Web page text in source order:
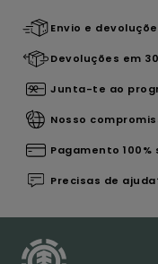
Envio e
Devoluções em
Junta-te ao
Nosso
Pagamento 100%
Precisas de